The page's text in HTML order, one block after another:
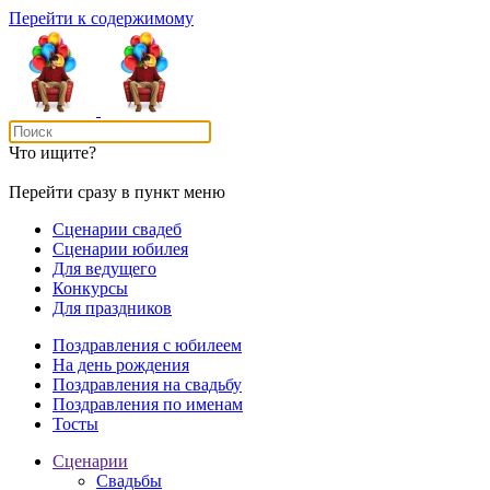
Перейти к содержимому
Что ищите?
Перейти сразу в пункт меню
Сценарии свадеб
Сценарии юбилея
Для ведущего
Конкурсы
Для праздников
Поздравления с юбилеем
На день рождения
Поздравления на свадьбу
Поздравления по именам
Тосты
Сценарии
Свадьбы